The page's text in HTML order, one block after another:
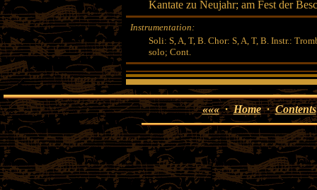
Kantate zu Neujahr; am Fest der
Instrumentation:
Soli: S, A, T, B. Chor: S, A, T, B. Instr.:
solo; Cont.
«««·Home·Contents